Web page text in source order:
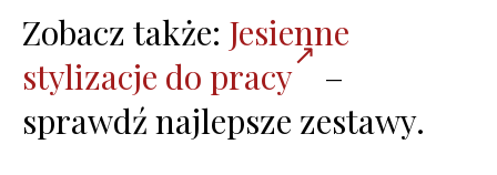
Zobacz także: Jesienne
stylizacje do pracy
–
sprawdź najlepsze zestawy.